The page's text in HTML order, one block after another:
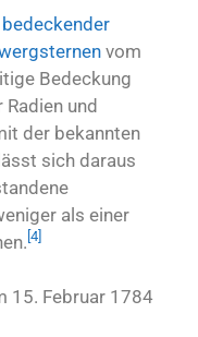
bedeckender
vom
Bedeckung
und
der bekannten
sich daraus
als einer
4
15. Februar 1784